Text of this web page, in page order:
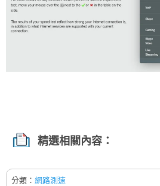
精選相關內容：
分類： 網路測速